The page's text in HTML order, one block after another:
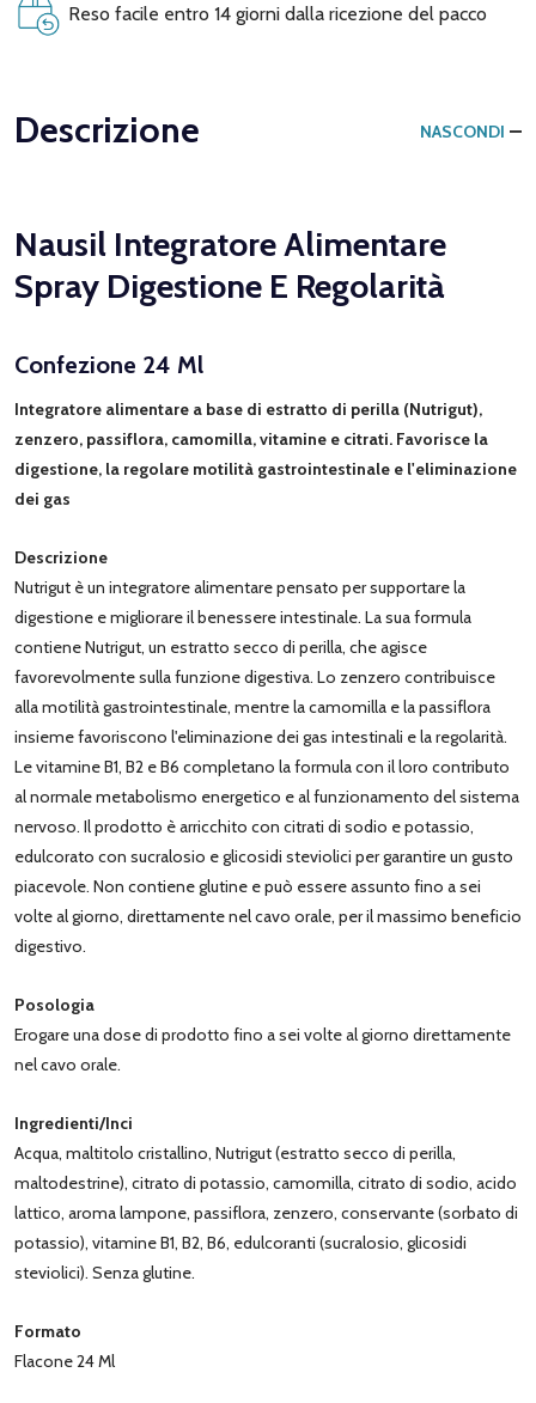
Reso facile entro 14 giorni dalla ricezione del pacco
Descrizione NASCONDI
Nausil Integratore Alimentare
Spray Digestione E Regolarità
Confezione 24 Ml
Integratore alimentare a base di estratto di perilla (Nutrigut),
zenzero, passiflora, camomilla, vitamine e citrati. Favorisce la
digestione, la regolare motilità gastrointestinale e l'eliminazione
dei gas
Descrizione
Nutrigut è un integratore alimentare pensato per supportare la
digestione e migliorare il benessere intestinale. La sua formula
contiene Nutrigut, un estratto secco di perilla, che agisce
favorevolmente sulla funzione digestiva. Lo zenzero contribuisce
alla motilità gastrointestinale, mentre la camomilla e la passiflora
insieme favoriscono l'eliminazione dei gas intestinali e la regolarità.
Le vitamine B1, B2 e B6 completano la formula con il loro contributo
al normale metabolismo energetico e al funzionamento del sistema
nervoso. Il prodotto è arricchito con citrati di sodio e potassio,
edulcorato con sucralosio e glicosidi steviolici per garantire un gusto
piacevole. Non contiene glutine e può essere assunto fino a sei
volte al giorno, direttamente nel cavo orale, per il massimo beneficio
digestivo.
Posologia
Erogare una dose di prodotto fino a sei volte al giorno direttamente
nel cavo orale.
Ingredienti/Inci
Acqua, maltitolo cristallino, Nutrigut (estratto secco di perilla,
maltodestrine), citrato di potassio, camomilla, citrato di sodio, acido
lattico, aroma lampone, passiflora, zenzero, conservante (sorbato di
potassio), vitamine B1, B2, B6, edulcoranti (sucralosio, glicosidi
steviolici). Senza glutine.
Formato
Flacone 24 Ml